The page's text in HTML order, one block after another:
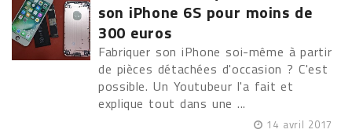
son iPhone 6S pour moins de
300 euros
Fabriquer son iPhone soi-même à partir
de pièces détachées d'occasion ? C'est
possible. Un Youtubeur l'a fait et
explique tout dans une ...
14 avril 2017